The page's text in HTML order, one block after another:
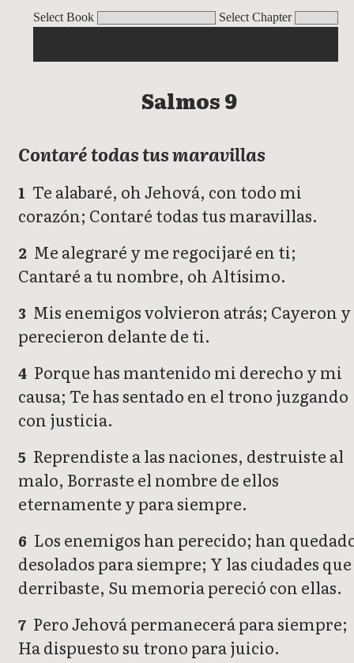
Select Book Select Chapter
Salmos
Salmos 9
Contaré todas tus maravillas
1 Te alabaré, oh Jehová, con todo mi
corazón; Contaré todas tus maravillas.
2 Me alegraré y me regocijaré en ti;
Cantaré a tu nombre, oh Altísimo.
3 Mis enemigos volvieron atrás; Cayeron y
perecieron delante de ti.
4 Porque has mantenido mi derecho y mi
causa; Te has sentado en el trono juzgando
con justicia.
5 Reprendiste a las naciones, destruiste al
malo, Borraste el nombre de ellos
eternamente y para siempre.
6 Los enemigos han perecido; han
desolados para siempre; Y las ciudades que
derribaste, Su memoria pereció con ellas.
7 Pero Jehová permanecerá para siempre;
Ha dispuesto su trono para juicio.